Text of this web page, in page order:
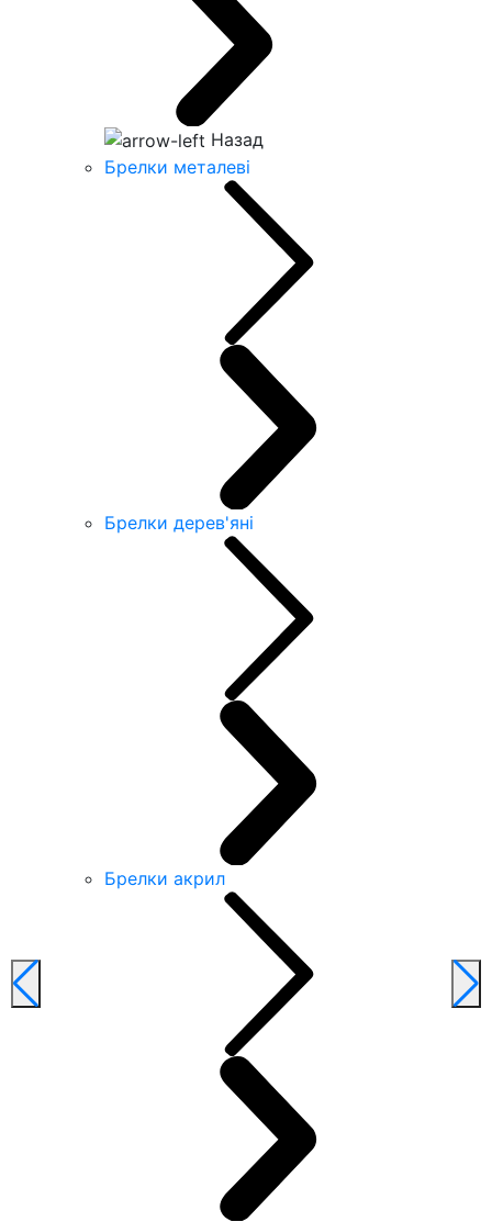
Назад
Брелки металеві
Брелки дерев'яні
Брелки акрил